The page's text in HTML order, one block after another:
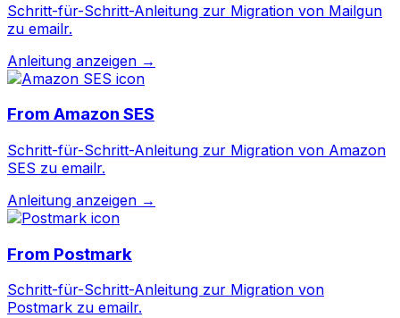
Schritt-für-Schritt-Anleitung zur Migration von Mailgun
zu emailr.
Anleitung anzeigen →
From Amazon SES
Schritt-für-Schritt-Anleitung zur Migration von Amazon
SES zu emailr.
Anleitung anzeigen →
From Postmark
Schritt-für-Schritt-Anleitung zur Migration von
Postmark zu emailr.